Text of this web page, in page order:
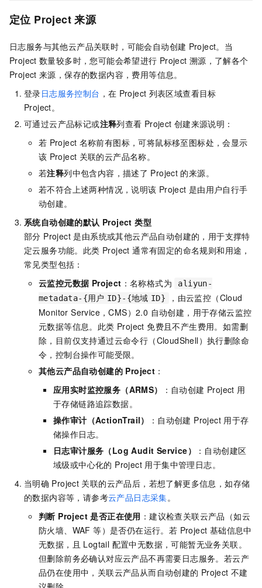
定位 Project 来源
日志服务与其他云产品关联时，可能会自动创建 Project。当
Project 数量较多时，您可能会希望进行 Project 溯源，了解各个
Project 来源，保存的数据内容，费用等信息。
登录日志服务控制台 ，在 Project 列表区域查看目标
Project。
可通过云产品标记或注释列查看 Project 创建来源说明：
若 Project 名称前有图标，可将鼠标移至图标处，会显示
该 Project 关联的云产品名称。
若注释列中包含内容，描述了 Project 的来源。
若不符合上述两种情况，说明该 Project 是由用户自行手
动创建。
系统自动创建的默认 Project 类型
部分 Project 是由系统或其他云产品自动创建的，用于支撑特
定云服务功能。此类 Project 通常有固定的命名规则和用途，
常见类型包括：
云监控元数据 Project ：名称格式为
aliyun-
metadata-{用户 ID}-{地域 ID}
，由云监控（Cloud
Monitor Service，CMS）2.0 自动创建，用于存储云监控
元数据等信息。此类 Project 免费且不产生费用。如需删
除，目前仅支持通过云命令行（CloudShell）执行删除命
令，控制台操作可能受限。
其他云产品自动创建的 Project ：
应用实时监控服务（ARMS）
：自动创建 Project 用
于存储链路追踪数据。
操作审计（ActionTrail）
：自动创建 Project 用于存
储操作日志。
日志审计服务（Log Audit Service）
：自动创建区
域级或中心化的 Project 用于集中管理日志。
当明确 Project 关联的云产品后，若想了解更多信息，如存储
的数据内容等，请参考云产品日志采集。
判断 Project 是否正在使用 ：建议检查关联云产品（如云
防火墙、WAF 等）是否仍在运行。若 Project 基础信息中
无数据，且 Logtail 配置中无数据，可能暂无业务关联。
但删除前务必确认对应云产品不再需要日志服务。若云产
品仍在使用中，关联云产品从而自动创建的 Project 不建